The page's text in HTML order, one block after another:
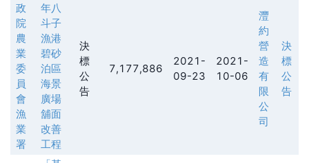
政
院
農
業
委
員
會
漁
業
署
年八
斗子
漁港
碧砂
泊區
海景
廣場
舖面
改善
工程
決
標
公
告
7,177,886
2021-
09-23
2021-
10-06
灃
約
營
造
有
限
公
司
決
標
公
告